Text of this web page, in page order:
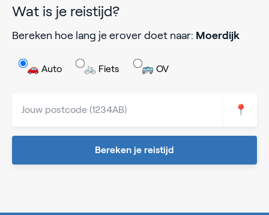
Wat is je reistijd?
Bereken hoe lang je erover doet naar: Moerdijk
🚗 Auto 🚲 Fiets 🚌 OV
📍
Bereken je reistijd